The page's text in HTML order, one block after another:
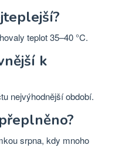
teplot 35–40 °C.
k
nejvýhodnější období.
srpna, kdy mnoho